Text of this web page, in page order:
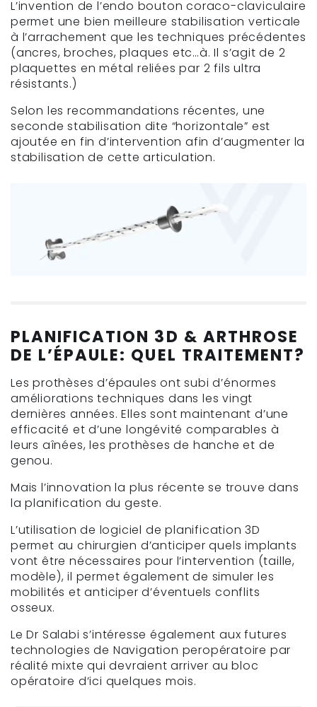
L’invention de l’endo bouton coraco-claviculaire
permet une bien meilleure stabilisation verticale
à l’arrachement que les techniques précédentes
(ancres, broches, plaques etc…à. Il s’agit de 2
plaquettes en métal reliées par 2 fils ultra
résistants.)
Selon les recommandations récentes, une
seconde stabilisation dite “horizontale” est
ajoutée en fin d’intervention afin d’augmenter la
stabilisation de cette articulation.
PLANIFICATION 3D & ARTHROSE
DE L’ÉPAULE: QUEL TRAITEMENT?
Les prothèses d’épaules ont subi d’énormes
améliorations techniques dans les vingt
dernières années. Elles sont maintenant d’une
efficacité et d’une longévité comparables à
leurs aînées, les prothèses de hanche et de
genou.
Mais l’innovation la plus récente se trouve dans
la planification du geste.
L’utilisation de logiciel de planification 3D
permet au chirurgien d’anticiper quels implants
vont être nécessaires pour l’intervention (taille,
modèle), il permet également de simuler les
mobilités et anticiper d’éventuels conflits
osseux.
Le Dr Salabi s’intéresse également aux futures
technologies de Navigation peropératoire par
réalité mixte qui devraient arriver au bloc
opératoire d’ici quelques mois.